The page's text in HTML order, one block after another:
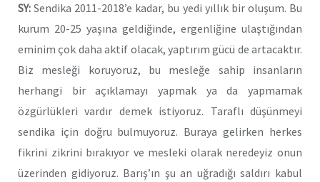
SY: Sendika 2011-2018’e kadar, bu yedi yıllık bir oluşum. Bu
kurum 20-25 yaşına geldiğinde, ergenliğine ulaştığından
eminim çok daha aktif olacak, yaptırım gücü de artacaktır.
Biz mesleği koruyoruz, bu mesleğe sahip insanların
herhangi bir açıklamayı yapmak ya da yapmamak
özgürlükleri vardır demek istiyoruz. Taraflı düşünmeyi
sendika için doğru bulmuyoruz. Buraya gelirken herkes
fikrini zikrini bırakıyor ve mesleki olarak neredeyiz onun
üzerinden gidiyoruz. Barış’ın şu an uğradığı saldırı kabul